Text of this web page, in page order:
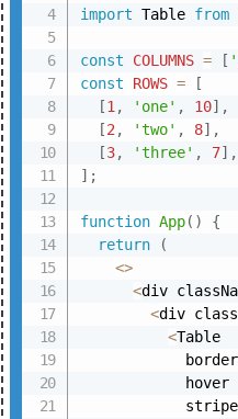
import Table from
const COLUMNS = [
const
ROWS =
[
[1 , 'one' , 10] ,
[2 , 'two' , 8] ,
[3, 'three' , 7] ,
] ;
function App( )
{
return
(
<>
<div
<div
<Table
            hover